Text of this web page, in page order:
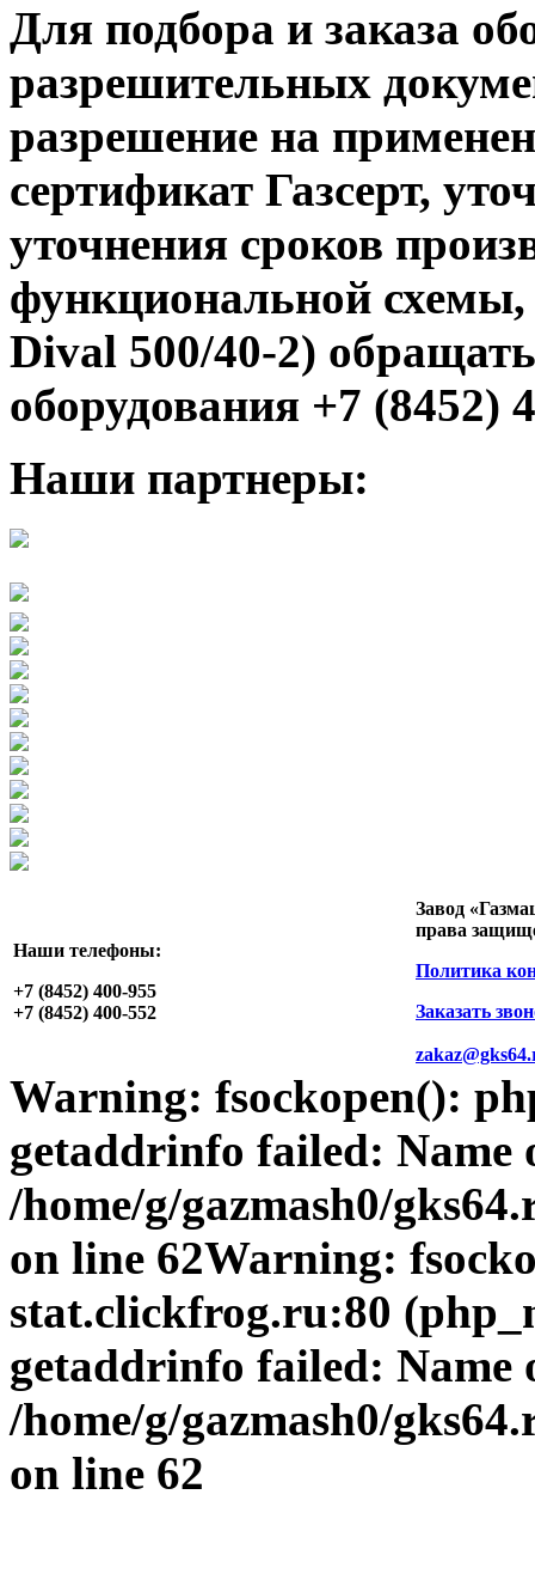
Для подбора и заказа
разрешительных
разрешение на
сертификат Газсерт,
уточнения сроков
функциональной
Dival 500/40-2)
оборудования +7 (8452)
Наши партнеры:
Наши телефоны:
+7 (8452) 400-955
+7 (8452) 400-552
Завод
права
Политика
Заказать
Warning: fsockopen():
getaddrinfo failed: Name
/home/g/gazmash0/
on line 62Warning:
stat.clickfrog.ru:80
getaddrinfo failed: Name
/home/g/gazmash0/
on line 62